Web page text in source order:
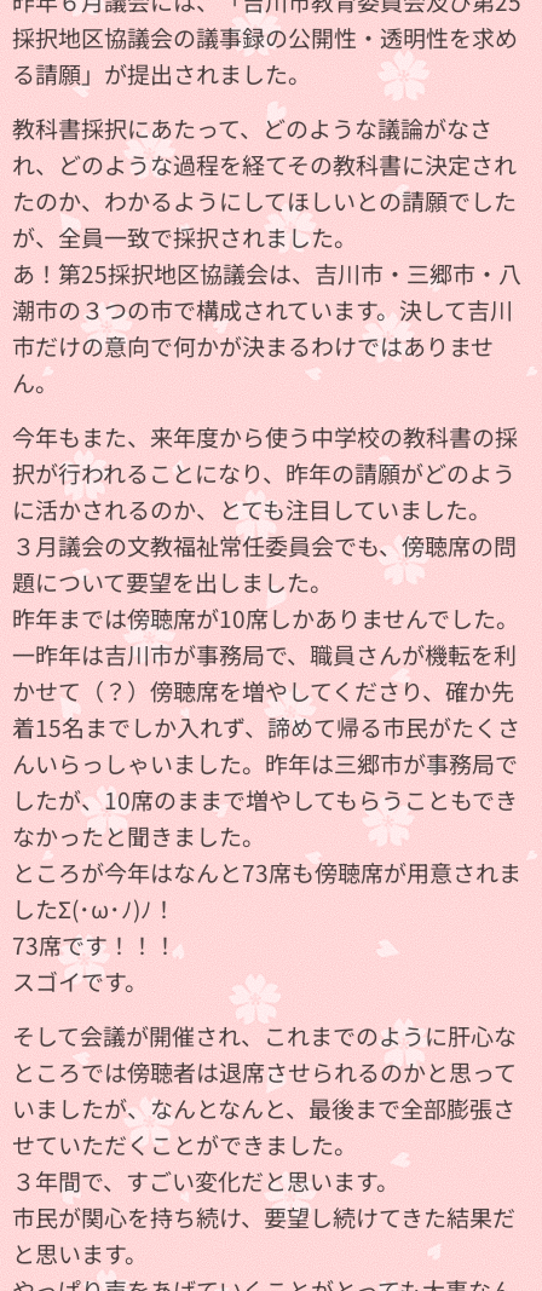
採択地区協議会の議事録の公開性・透明性を求め
る請願」が提出されました。
教科書採択にあたって、どのような議論がなさ
れ、どのような過程を経てその教科書に決定され
たのか、わかるようにしてほしいとの請願でした
が、全員一致で採択されました。
あ！第25採択地区協議会は、吉川市・三郷市・八
潮市の３つの市で構成されています。決して吉川
市だけの意向で何かが決まるわけではありませ
ん。
今年もまた、来年度から使う中学校の教科書の採
択が行われることになり、昨年の請願がどのよう
に活かされるのか、とても注目していました。
３月議会の文教福祉常任委員会でも、傍聴席の問
題について要望を出しました。
昨年までは傍聴席が10席しかありませんでした。
一昨年は吉川市が事務局で、職員さんが機転を利
かせて（？）傍聴席を増やしてくださり、確か先
着15名までしか入れず、諦めて帰る市民がたくさ
んいらっしゃいました。昨年は三郷市が事務局で
したが、10席のままで増やしてもらうこともでき
なかったと聞きました。
ところが今年はなんと73席も傍聴席が用意されま
したΣ(･ω･ﾉ)ﾉ！
73席です！！！
スゴイです。
そして会議が開催され、これまでのように肝心な
ところでは傍聴者は退席させられるのかと思って
いましたが、なんとなんと、最後まで全部膨張さ
せていただくことができました。
３年間で、すごい変化だと思います。
市民が関心を持ち続け、要望し続けてきた結果だ
と思います。